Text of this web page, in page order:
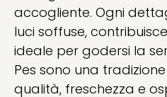
accogliente. Ogni
luci soffuse,
ideale per godersi la
Pes sono una
qualità, freschezza e